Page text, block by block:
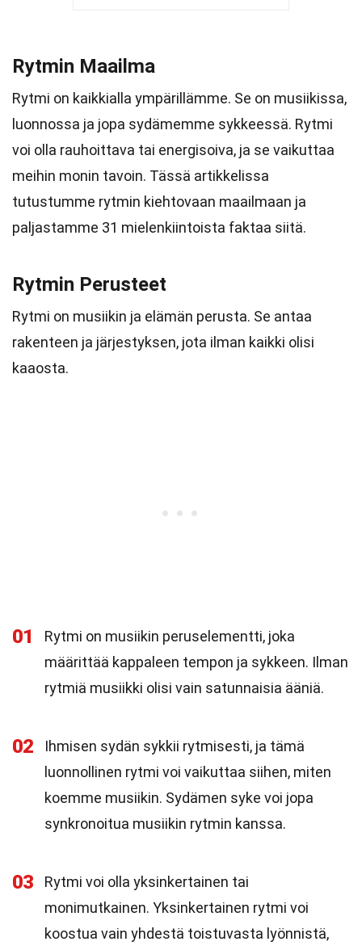
Rytmin Maailma
Rytmi on kaikkialla ympärillämme. Se on musiikissa,
luonnossa ja jopa sydämemme sykkeessä. Rytmi
voi olla rauhoittava tai energisoiva, ja se vaikuttaa
meihin monin tavoin. Tässä artikkelissa
tutustumme rytmin kiehtovaan maailmaan ja
paljastamme 31 mielenkiintoista faktaa siitä.
Rytmin Perusteet
Rytmi on musiikin ja elämän perusta. Se antaa
rakenteen ja järjestyksen, jota ilman kaikki olisi
kaaosta.
01
Rytmi on musiikin peruselementti, joka
määrittää kappaleen tempon ja sykkeen. Ilman
rytmiä musiikki olisi vain satunnaisia ääniä.
02
Ihmisen sydän sykkii rytmisesti, ja tämä
luonnollinen rytmi voi vaikuttaa siihen, miten
koemme musiikin. Sydämen syke voi jopa
synkronoitua musiikin rytmin kanssa.
03
Rytmi voi olla yksinkertainen tai
monimutkainen. Yksinkertainen rytmi voi
koostua vain yhdestä toistuvasta lyönnistä,